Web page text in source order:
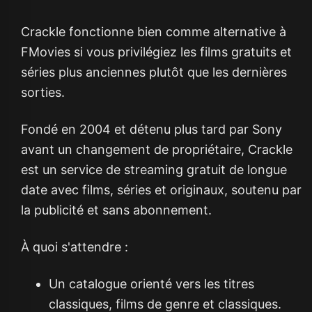
Crackle fonctionne bien comme alternative à
FMovies si vous privilégiez les films gratuits et
séries plus anciennes plutôt que les dernières
sorties.
Fondé en 2004 et détenu plus tard par Sony
avant un changement de propriétaire, Crackle
est un service de streaming gratuit de longue
date avec films, séries et originaux, soutenu par
la publicité et sans abonnement.
À quoi s'attendre :
Un catalogue orienté vers les titres
classiques, films de genre et classiques.